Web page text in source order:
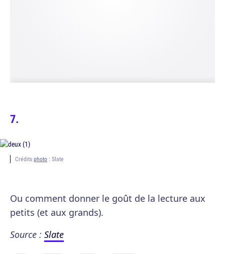
Crédits photo : Slate
Ou comment donner le goût de la lecture aux
petits (et aux grands).
Source : Slate